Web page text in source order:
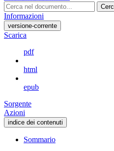
Informazioni
versione-corrente
Scarica
pdf
html
epub
Sorgente
Azioni
indice dei contenuti
Sommario